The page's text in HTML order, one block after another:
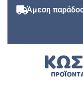
Άμεση